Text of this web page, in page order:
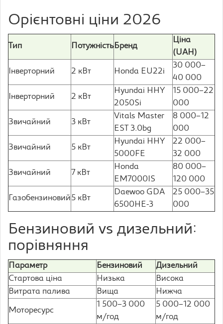
Орієнтовні ціни 2026
Тип ПотужністьБренд
Ціна
(UAH)
Інверторний 2 кВт Honda EU22i
30 000–
40 000
Інверторний 2 кВт
Hyundai HHY
2050Si
15 000–22
000
Звичайний 3 кВт
Vitals Master
EST 3.0bg
8 000–12
000
Звичайний 5 кВт
Hyundai HHY
5000FE
22 000–
32 000
Звичайний 7 кВт
Honda
EM7000IS
80 000–
120 000
Газобензиновий5 кВт
Daewoo GDA
6500HE-3
25 000–35
000
Бензиновий vs дизельний:
порівняння
Параметр Бензиновий
Дизельний
Стартова ціна
Низька
Висока
Витрата палива
Вища Нижча
Моторесурс
1 500–3 000
м/год
5 000–12 000
м/год